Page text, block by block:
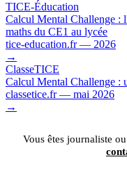
TICE-Éducation
Calcul Mental Challenge :
maths du CE1 au lycée
tice-education.fr — 2026
→
ClasseTICE
Calcul Mental Challenge :
classetice.fr — mai 2026
→
Vous êtes journaliste